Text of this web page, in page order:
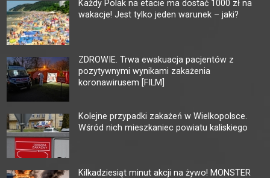
Każdy Polak na etacie ma dostać 1000 zł na
wakacje! Jest tylko jeden warunek – jaki?
ZDROWIE. Trwa ewakuacja pacjentów z
pozytywnymi wynikami zakażenia
koronawirusem [FILM]
Kolejne przypadki zakażeń w Wielkopolsce.
Wśród nich mieszkaniec powiatu kaliskiego
Kilkadziesiąt minut akcji na żywo! MONSTER